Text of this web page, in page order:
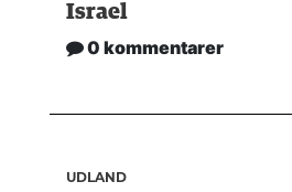
Israel
0 kommentarer
UDLAND